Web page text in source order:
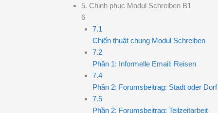
5. Chinh phục Modul Schreiben B1
6
7.1
Chiến thuật chung Modul Schreiben
7.2
Phần 1: Informelle Email: Reisen
7.4
Phần 2: Forumsbeitrag: Stadt oder Dorf
7.5
Phần 2: Forumsbeitrag: Teilzeitarbeit